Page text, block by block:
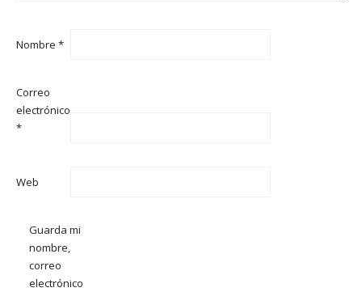
Nombre *
Correo
electrónico
*
Web
Guarda mi
nombre,
correo
electrónico